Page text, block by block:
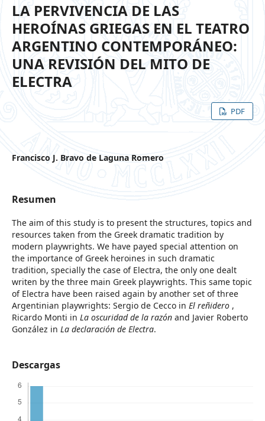
LA PERVIVENCIA DE LAS
HEROÍNAS GRIEGAS EN EL TEATRO
ARGENTINO CONTEMPORÁNEO:
UNA REVISIÓN DEL MITO DE
ELECTRA
PDF
Francisco J. Bravo de Laguna Romero
Resumen
The aim of this study is to present the structures, topics and
resources taken from the Greek dramatic tradition by
modern playwrights. We have payed special attention on
the importance of Greek heroines in such dramatic
tradition, specially the case of Electra, the only one dealt
writen by the three main Greek playwrights. This same topic
of Electra have been raised again by another set of three
Argentinian playwrights: Sergio de Cecco in El reñidero ,
Ricardo Monti in La oscuridad de la razón and Javier Roberto
González in La declaración de Electra.
Descargas